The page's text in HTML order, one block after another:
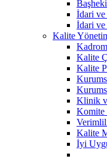
İdari
İdari ve
Kalite
Kalite
Kalite
Klinik
Komite
Kalite
İyi